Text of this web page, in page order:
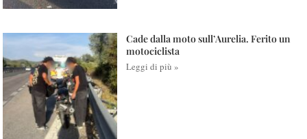
Cade dalla moto sull’Aurelia. Ferito un
motociclista
Leggi di più »